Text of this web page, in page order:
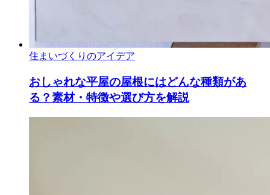
住まいづくりのアイデア
おしゃれな平屋の屋根にはどんな種類があ
る？素材・特徴や選び方を解説